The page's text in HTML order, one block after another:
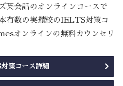
英会話のオンラインコースで
有数の実績校のIELTS対策コ
オンラインの無料カウンセリ
策コース詳細